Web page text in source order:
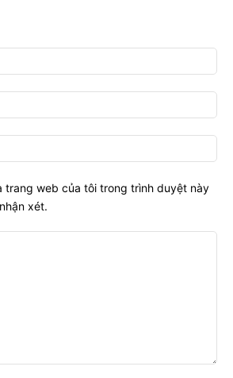
trang web của tôi trong trình duyệt này
xét.